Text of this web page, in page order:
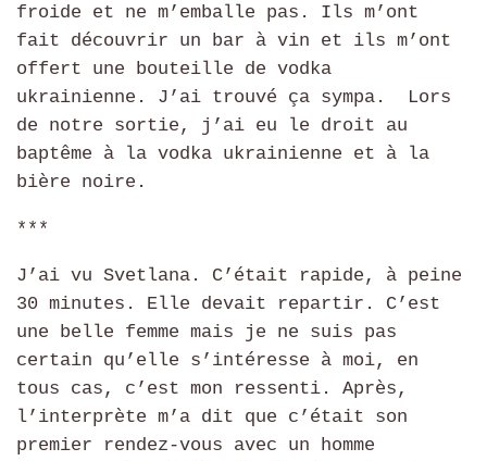
froide et ne m’emballe pas. Ils m’ont
fait découvrir un bar à vin et ils m’ont
offert une bouteille de vodka
ukrainienne. J’ai trouvé ça sympa. Lors
de notre sortie, j’ai eu le droit au
baptême à la vodka ukrainienne et à la
bière noire.
***
J’ai vu Svetlana. C’était rapide, à peine
30 minutes. Elle devait repartir. C’est
une belle femme mais je ne suis pas
certain qu’elle s’intéresse à moi, en
tous cas, c’est mon ressenti. Après,
l’interprète m’a dit que c’était son
premier rendez-vous avec un homme